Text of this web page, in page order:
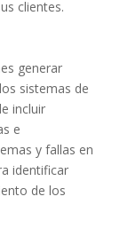
clientes.
generar
sistemas de
incluir
e
y fallas en
identificar
de los